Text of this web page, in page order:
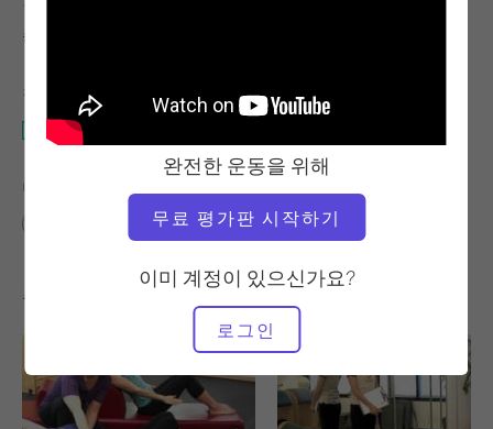
완전한 운동을 위해
무료 평가판 시작하기
이미 계정이 있으신가요?
로그인
손제 마요
필요한 장비
사다리 배럴
다음에 대한 유사한 클래스 찾기
사다리 배럴
좋아할 만한 다른 운동